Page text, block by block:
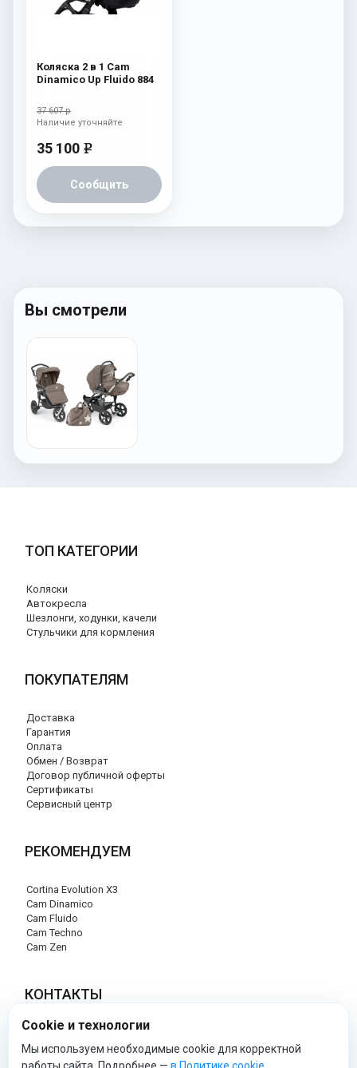
Коляска 2 в 1 Cam
Dinamico Up Fluido 884
37 607 р
35 100 e
Сообщить
Наличие уточняйте
Вы смотрели
ТОП КАТЕГОРИИ
Коляски
Автокресла
Шезлонги, ходунки, качели
Стульчики для кормления
ПОКУПАТЕЛЯМ
Доставка
Гарантия
Оплата
Обмен / Возврат
Договор публичной оферты
Сертификаты
Сервисный центр
РЕКОМЕНДУЕМ
Cortina Evolution X3
Cam Dinamico
Cam Fluido
Cam Techno
Cam Zen
КОНТАКТЫ
+7 (495) 120-29-85
info@cam-official-store.ru
Cookie и технологии
Мы используем необходимые cookie для корректной